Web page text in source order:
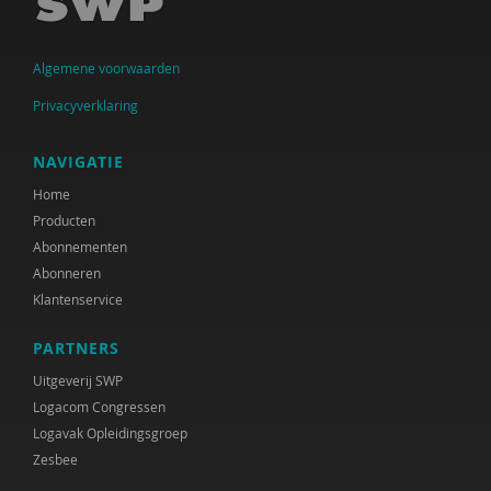
S.M. Babovic
Jenthe Baeyens
Patricia Bakker
Ria Balm
Eva-Maria den Balvert
Fiet van Beek
Ton Beekman
Ferdi Bekken en Gerda de Groot
Inge Belderbos-Jansen
Deirdre Beneken genaamd Kolmer
Algemene voorwaarden
Privacyverklaring
NAVIGATIE
Home
Producten
Abonnementen
Abonneren
Klantenservice
PARTNERS
Uitgeverij SWP
Logacom Congressen
Logavak Opleidingsgroep
Zesbee